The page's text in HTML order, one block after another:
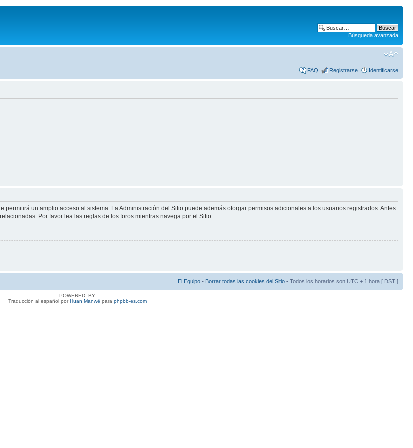
Búsqueda avanzada
FAQ Registrarse Identificarse
un amplio acceso al sistema. La Administración del Sitio puede además otorgar permisos adicionales a los usuarios registrados. Antes
Por favor lea las reglas de los foros mientras navega por el Sitio.
El Equipo • Borrar todas las cookies del Sitio • Todos los horarios son UTC + 1 hora [ DST ]
POWERED_BY
Traducción al español porHuan Manwë para phpbb-es.com